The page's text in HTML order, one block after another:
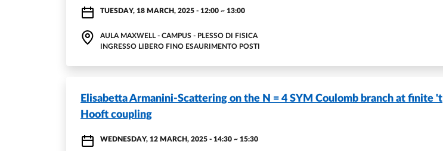
TUESDAY, 18 MARCH, 2025 - 12:00 ~ 13:00
AULA MAXWELL - CAMPUS - PLESSO DI FISICA
INGRESSO LIBERO FINO ESAURIMENTO POSTI
Elisabetta Armanini-Scattering on the N = 4 SYM Coulomb branch at finite 't
Hooft coupling
WEDNESDAY, 12 MARCH, 2025 - 14:30 ~ 15:30